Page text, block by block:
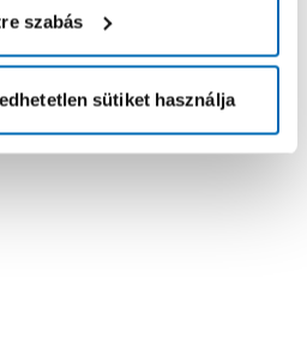
szabás
sütiket használja